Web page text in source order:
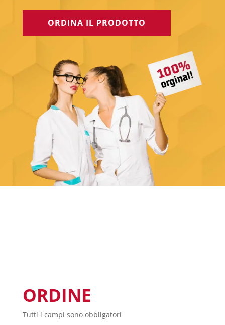
ORDINA IL PRODOTTO
ORDINE
Tutti i campi sono obbligatori